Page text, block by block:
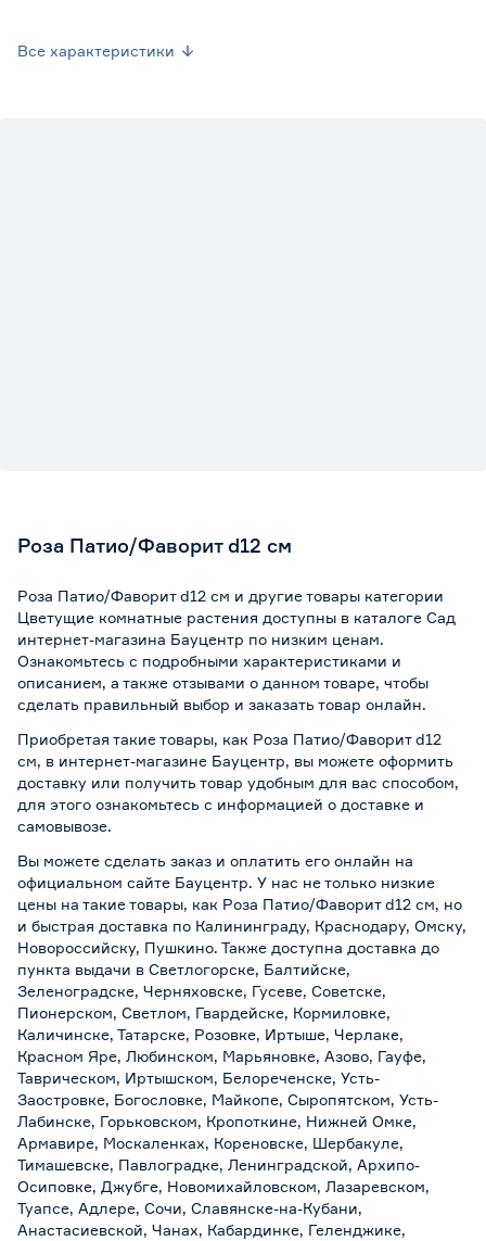
Все характеристики
Роза Патио/Фаворит d12 см
Роза Патио/Фаворит d12 см и другие товары категории
Цветущие комнатные растения доступны в каталоге Сад
интернет-магазина Бауцентр по низким ценам.
Ознакомьтесь с подробными характеристиками и
описанием, а также отзывами о данном товаре, чтобы
сделать правильный выбор и заказать товар онлайн.
Приобретая такие товары, как Роза Патио/Фаворит d12
см, в интернет-магазине Бауцентр, вы можете оформить
доставку или получить товар удобным для вас способом,
для этого ознакомьтесь с информацией о доставке и
самовывозе.
Вы можете сделать заказ и оплатить его онлайн на
официальном сайте Бауцентр. У нас не только низкие
цены на такие товары, как Роза Патио/Фаворит d12 см, но
и быстрая доставка по Калининграду, Краснодару, Омску,
Новороссийску, Пушкино. Также доступна доставка до
пункта выдачи в Светлогорске, Балтийске,
Зеленоградске, Черняховске, Гусеве, Советске,
Пионерском, Светлом, Гвардейске, Кормиловке,
Каличинске, Татарске, Розовке, Иртыше, Черлаке,
Красном Яре, Любинском, Марьяновке, Азово, Гауфе,
Таврическом, Иртышском, Белореченске, Усть-
Заостровке, Богословке, Майкопе, Сыропятском, Усть-
Лабинске, Горьковском, Кропоткине, Нижней Омке,
Армавире, Москаленках, Кореновске, Шербакуле,
Тимашевске, Павлоградке, Ленинградской, Архипо-
Осиповке, Джубге, Новомихайловском, Лазаревском,
Туапсе, Адлере, Сочи, Славянске-на-Кубани,
Анастасиевской, Чанах, Кабардинке, Геленджике,